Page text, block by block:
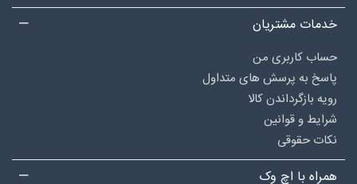
خدمات مشتریان
حساب کاربری من
پاسخ به پرسش های متداول
رویه بازگرداندن کالا
شرایط و قوانین
نکات حقوقی
همراه با اچ وک